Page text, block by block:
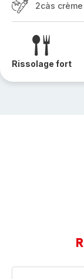
2càs
Rissolage fort